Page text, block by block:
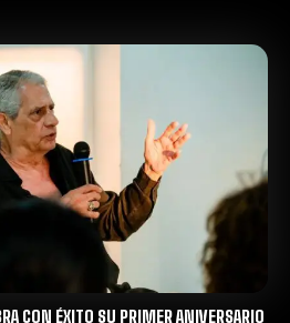
CON ÉXITO SU PRIMER ANIVERSARIO